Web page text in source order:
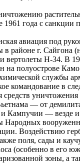
года с санкции
авиация под
в районе г.
вертолеты Н-34. В
полуострове Камо
командование в
— от
Кампучии — везде
Народных
Воздействию
поля, сады и
(особенно в его
зоны, а